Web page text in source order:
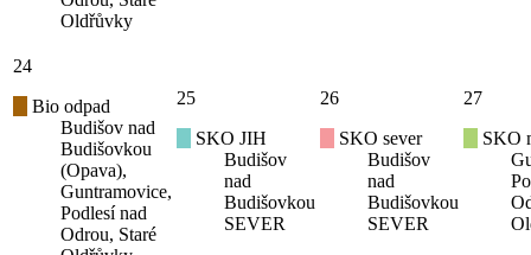
Oldřůvky
24
Bio odpad
Budišov nad
Budišovkou
(Opava),
Guntramovice,
Podlesí nad
Odrou, Staré
25
SKO JIH
Budišov
nad
Budišovkou
SEVER
26
SKO sever
Budišov
nad
Budišovkou
SEVER
27
SKO